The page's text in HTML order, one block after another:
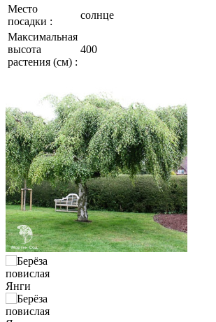
Место
посадки :
солнце
Максимальная
высота
растения (см) :
400